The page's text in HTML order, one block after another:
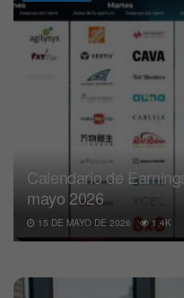
Calendario de
mayo 2026
15 DE MAYO DE 2026 1.4K